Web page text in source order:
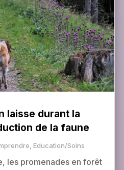
laisse durant la
de la faune
Education/Soins
les promenades en forêt